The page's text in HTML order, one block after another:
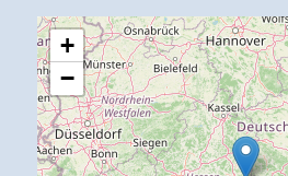
+
−